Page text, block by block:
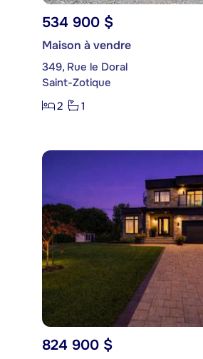
534 900 $
Maison à vendre
349, Rue le Doral
Saint-Zotique
2
1
824 900 $